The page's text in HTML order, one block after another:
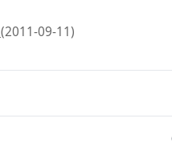
(2011-09-11)